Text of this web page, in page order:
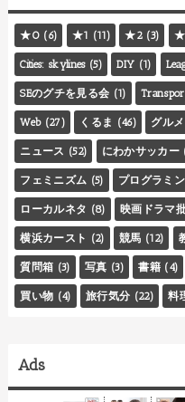
★0 (6) ★1 (11) ★2 (3)
Cities: skylines (5) DIY (1)
SEのグチを見る会 (1)
Web (27) くるま (46) グルメ
ニュース (52) にわかサッカー
フェミニズム (5) プログラミ
ローカルネタ (8) 映画ドラマ
横浜カースト (2) 競馬 (12)
質問箱 (3) 写真 (3) 書籍 (4)
買い物 (4) 旅行気分 (22) 料
Ads